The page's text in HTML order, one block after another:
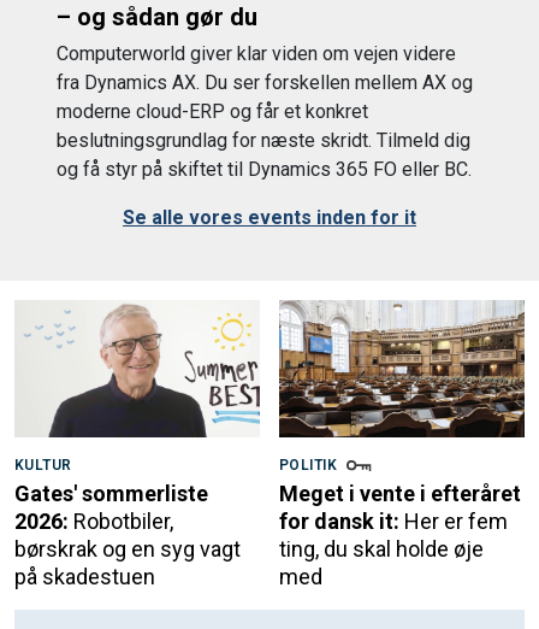
– og sådan gør du
Computerworld giver klar viden om vejen videre
fra Dynamics AX. Du ser forskellen mellem AX og
moderne cloud-ERP og får et konkret
beslutningsgrundlag for næste skridt. Tilmeld dig
og få styr på skiftet til Dynamics 365 FO eller BC.
Se alle vores events inden for it
KULTUR
Gates' sommerliste
2026: Robotbiler,
børskrak og en syg vagt
på skadestuen
POLITIK
Meget i vente i efteråret
for dansk it: Her er fem
ting, du skal holde øje
med